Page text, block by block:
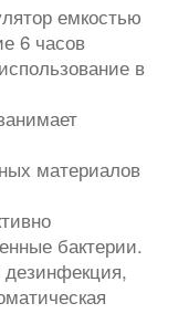
емкостью
6 часов
в
материалов
бактерии.